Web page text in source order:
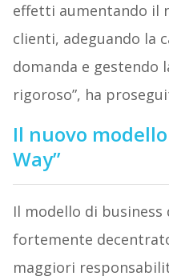
effetti aumentando il
clienti, adeguando la
domanda e gestendo
rigoroso”, ha
Il nuovo
Way”
Il modello di business
fortemente
maggiori